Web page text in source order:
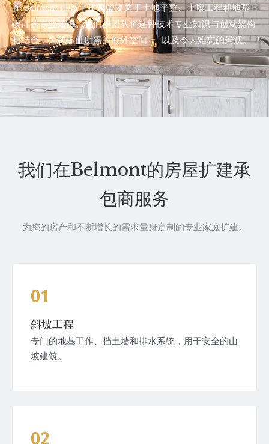
在 Belmont 山坡上建筑需要关于土地平整、土壤工程和地基
设计的专业知识。我们的团队将这种技术专业知识与创意架构
相结合，为您提供所需的额外空间 — 以及令人难忘的景观。
我们在Belmont的房屋扩建承
包商服务
为您的房产和不断增长的需求量身定制的专业家庭扩建。
01
斜坡工程
专门的地基工作、挡土墙和排水系统，用于安全的山
坡建筑。
02